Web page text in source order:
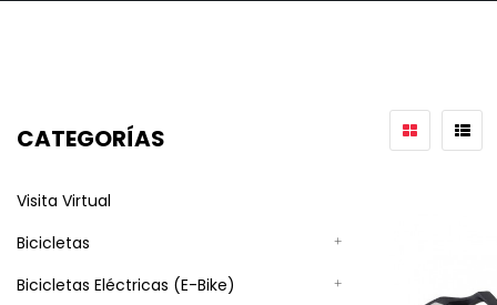
CATEGORÍAS
Visita Virtual
Bicicletas
Bicicletas Eléctricas (E-Bike)